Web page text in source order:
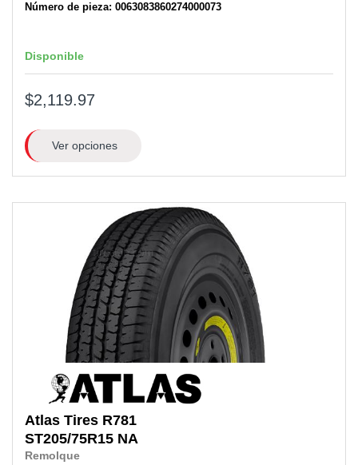
Número de pieza: 0063083860274000073
Disponible
$2,119.97
Ver opciones
Atlas Tires R781
ST205/75R15 NA
Remolque